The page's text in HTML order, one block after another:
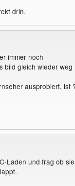
drin.
immer noch
bild gleich wieder weg
ausprobiert, ist
Laden und frag ob sie